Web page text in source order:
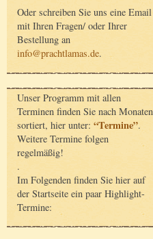
Oder schreiben Sie uns eine Email
mit Ihren Fragen/ oder Ihrer
Bestellung an
info@prachtlamas.de.
Unser Programm mit allen
Terminen finden Sie nach Monaten
sortiert, hier unter: “Termine”.
Weitere Termine folgen
regelmäßig!
.
Im Folgenden finden Sie hier auf
der Startseite ein paar Highlight-
Termine: